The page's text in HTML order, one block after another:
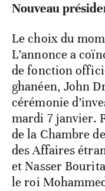
Nouveau
Le choix du
L’annonce a
de fonction
ghanéen, John
cérémonie
mardi 7 janvier.
de la Chambre
des Affaires
et Nasser
le roi